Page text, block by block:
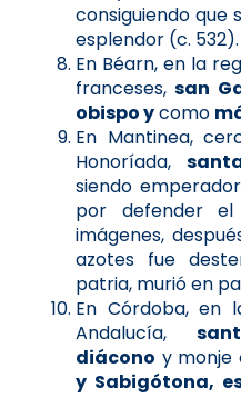
consiguiendo que
esplendor (c. 532).
En Béarn, en la
franceses,san
obispo ycomo
En Mantinea,
Honoríada,
siendo
por defender
imágenes,
azotes fue
patria, murió en
En Córdoba, en
Andalucía,
diácono y monje
y Sabigótona,